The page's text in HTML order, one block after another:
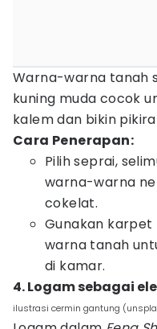
Warna-warna tanah
kuning muda cocok
kalem dan bikin
Cara Penerapan:
Pilih seprai,
warna-warna
cokelat.
Gunakan
warna tanah
di kamar.
4. Logam sebagai
ilustrasi cermin gantung